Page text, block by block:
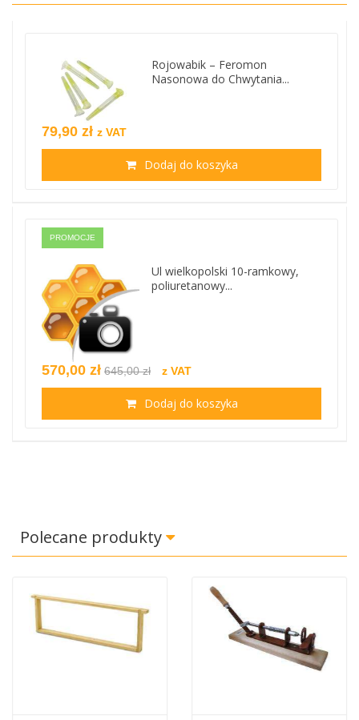
Rojowabik – Feromon
Nasonowa do Chwytania...
79,90 zł z VAT
Dodaj do koszyka
PROMOCJE
Ul wielkopolski 10-ramkowy,
poliuretanowy...
570,00 zł 645,00 zł z VAT
Dodaj do koszyka
Polecane produkty